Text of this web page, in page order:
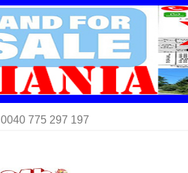
0040 775 297 197